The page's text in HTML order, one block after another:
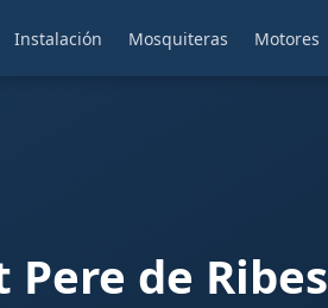
Instalación Mosquiteras Motores
de Ribes